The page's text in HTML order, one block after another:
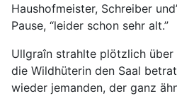
Haushofmeister, Schreiber
Pause, “leider schon sehr alt.”
Ullgraîn strahlte plötzlich über
die Wildhüterin den Saal
wieder jemanden, der ganz